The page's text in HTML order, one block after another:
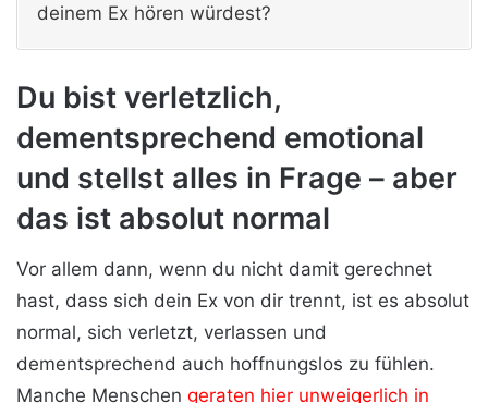
deinem Ex hören würdest?
Du bist verletzlich,
dementsprechend emotional
und stellst alles in Frage – aber
das ist absolut normal
Vor allem dann, wenn du nicht damit gerechnet
hast, dass sich dein Ex von dir trennt, ist es absolut
normal, sich verletzt, verlassen und
dementsprechend auch hoffnungslos zu fühlen.
Manche Menschen geraten hier unweigerlich in